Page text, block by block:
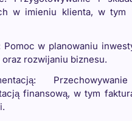
w imieniu klienta, w tym
Pomoc w planowaniu
rozwijaniu biznesu.
finansową, w tym